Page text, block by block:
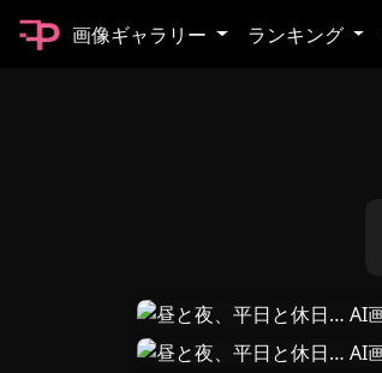
画像ギャラリー ランキング